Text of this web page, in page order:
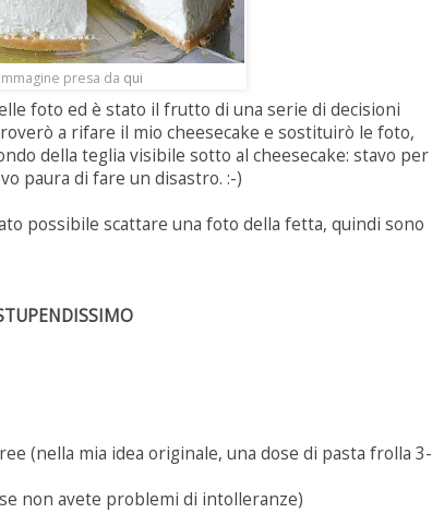
Immagine presa da qui
foto ed è stato il frutto di una serie di decisioni
a rifare il mio cheesecake e sostituirò le foto,
della teglia visibile sotto al cheesecake: stavo per
paura di fare un disastro. :-)
possibile scattare una foto della fetta, quindi sono
(nella mia idea originale, una dose di pasta frolla 3-
non avete problemi di intolleranze)